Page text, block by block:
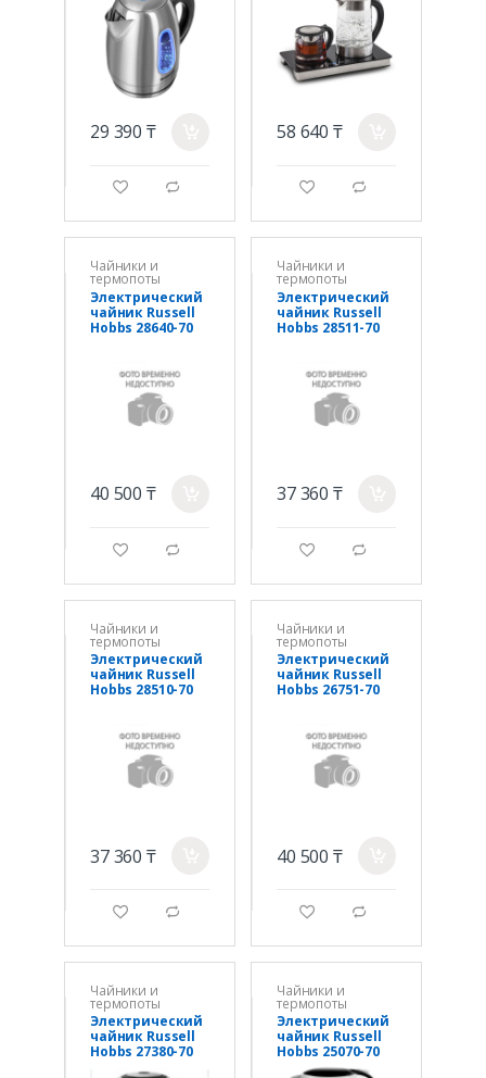
29 390 ₸
g d
58 640 ₸
g d
Чайники и
термопоты
Электрический
чайник Russell
Hobbs 28640-70
40 500 ₸
g d
Чайники и
термопоты
Электрический
чайник Russell
Hobbs 28511-70
37 360 ₸
g d
Чайники и
термопоты
Электрический
чайник Russell
Hobbs 28510-70
37 360 ₸
g d
Чайники и
термопоты
Электрический
чайник Russell
Hobbs 26751-70
40 500 ₸
g d
Чайники и
термопоты
Электрический
чайник Russell
Hobbs 27380-70
Чайники и
термопоты
Электрический
чайник Russell
Hobbs 25070-70
белый